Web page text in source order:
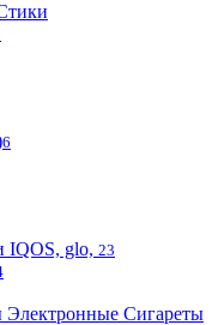
6
IQOS, glo, 23
Электронные Сигареты